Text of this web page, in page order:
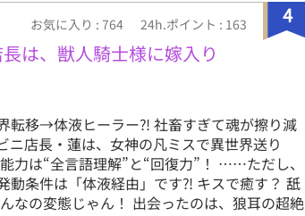
4
お気に入り : 764 24h.ポイント : 163
は、獣人騎士様に嫁入り
転移→体液ヒーラー⁈ 社畜すぎて魂が擦り減
ニ店長・蓮は、女神の凡ミスで異世界送り
力は“全言語理解”と“回復力”！ ……ただし、
動条件は「体液経由」です⁈ キスで癒す？ 舐
なの変態じゃん！ 出会ったのは、狼耳の超絶